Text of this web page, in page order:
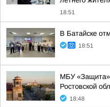
18:51
В Батайске
18:51
МБУ «Защита»
Ростовской
18:48